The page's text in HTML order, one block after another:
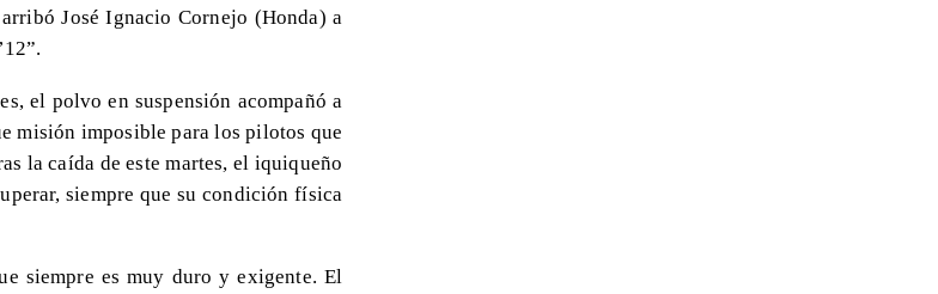
José Ignacio Cornejo (Honda) a
el polvo en suspensión acompañó a
misión imposible para los pilotos que
la caída de este martes, el iquiqueño
siempre que su condición física
siempre es muy duro y exigente. El